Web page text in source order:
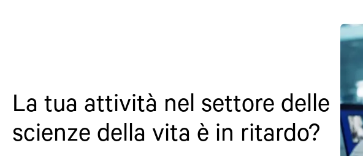
La tua attività nel settore delle
scienze della vita è in ritardo?